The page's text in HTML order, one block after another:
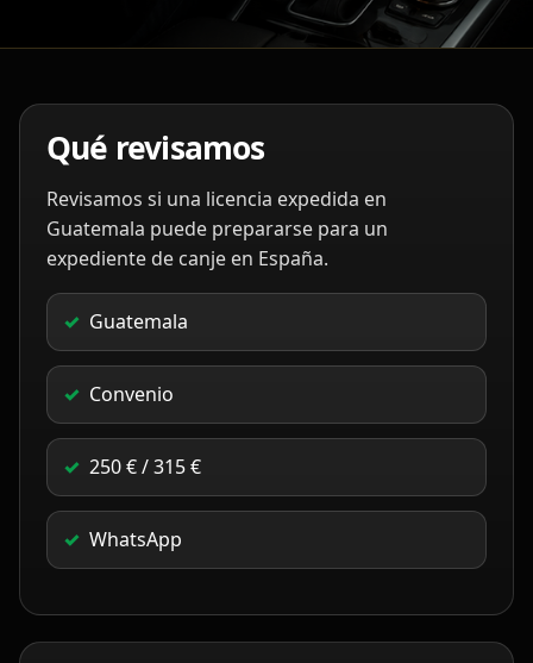
Qué revisamos
Revisamos si una licencia expedida en
Guatemala puede prepararse para un
expediente de canje en España.
Guatemala
Convenio
250 € / 315 €
WhatsApp